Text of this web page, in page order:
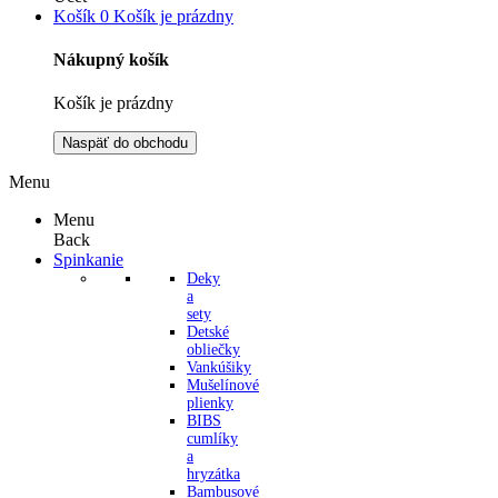
Košík 0 Košík je prázdny
Nákupný košík
Košík je prázdny
Naspäť do obchodu
Menu
Menu
Back
Spinkanie
Deky
a
sety
Detské
obliečky
Vankúšiky
Mušelínové
plienky
BIBS
cumlíky
a
hryzátka
Bambusové